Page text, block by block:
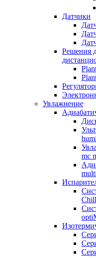
Датчики
Решения
Увлажнение
mc